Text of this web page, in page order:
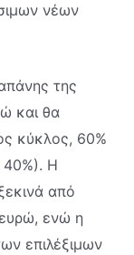
νέων
της
και θα
κύκλος, 60%
Η
από
ενώ η
επιλέξιμων